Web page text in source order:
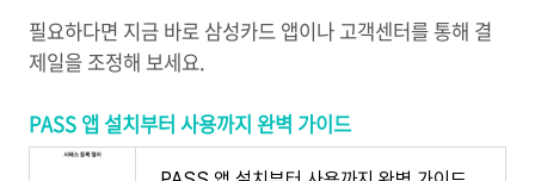
필요하다면 지금 바로 삼성카드 앱이나 고객센터를 통해 결
제일을 조정해 보세요.
PASS 앱 설치부터 사용까지 완벽 가이드